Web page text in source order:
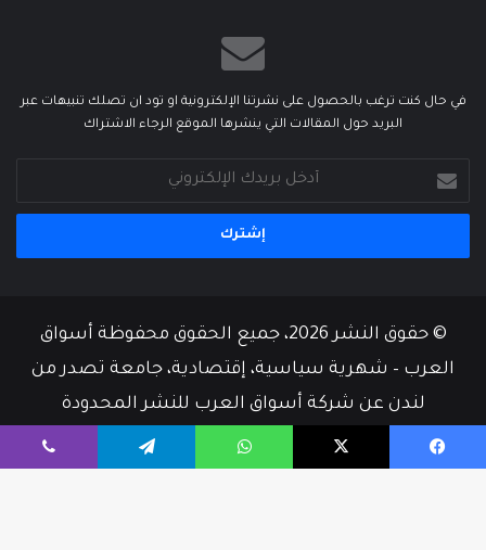
في حال كنت ترغب بالحصول على نشرتنا الإلكترونية او تود ان تصلك تنبيهات عبر
البريد حول المقالات التي ينشرها الموقع الرجاء الاشتراك
بريدك
الإلكتروني
© حقوق النشر 2026، جميع الحقوق محفوظة أسواق
العرب – شهرية سياسية، إقتصادية، جامعة تصدر من
لندن عن شركة أسواق العرب للنشر المحدودة
من نحن أسرة التحرير إتصل بنا
فيسبوك ‫X واتساب تيلقرام ڤايبر